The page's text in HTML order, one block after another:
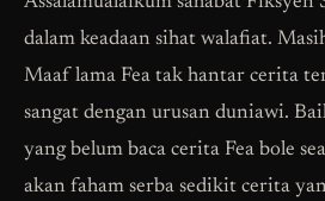
dalam keadaan sihat walafiat.
Maaf lama Fea tak hantar cerita
sangat dengan urusan duniawi.
yang belum baca cerita Fea bole
akan faham serba sedikit cerita